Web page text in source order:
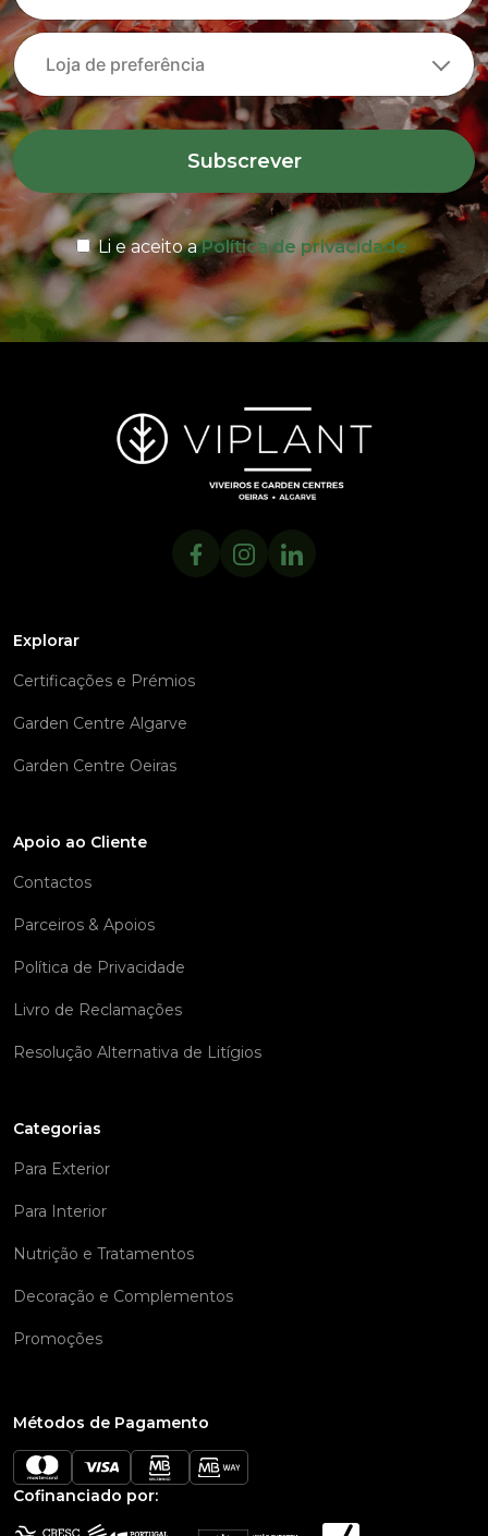
Subscrever
Li e aceito aPolítica de privacidade
Explorar
Certificações e Prémios
Garden Centre Algarve
Garden Centre Oeiras
Apoio ao Cliente
Contactos
Parceiros & Apoios
Política de Privacidade
Livro de Reclamações
Resolução Alternativa de Litígios
Categorias
Para Exterior
Para Interior
Nutrição e Tratamentos
Decoração e Complementos
Promoções
Métodos de Pagamento
Cofinanciado por: